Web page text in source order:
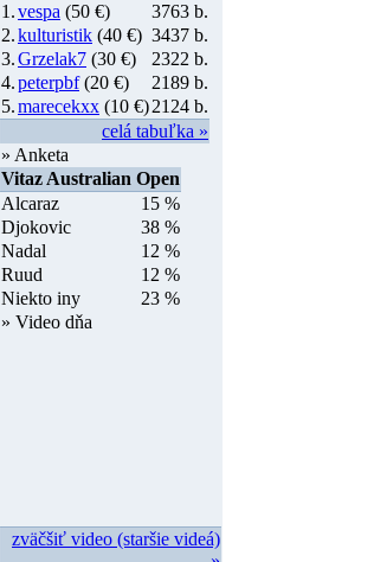
1.vespa (50 €)
3763 b.
2.kulturistik (40 €) 3437 b.
3.Grzelak7 (30 €)
2322 b.
4.peterpbf(20 €)
2189 b.
5.marecekxx (10 €)2124 b.
celá tabuľka »
» Anketa
Vitaz Australian Open
Alcaraz
15 %
Djokovic
38 %
Nadal
12 %
Ruud
12 %
Niekto iny
23 %
» Video dňa
zväčšiť video (staršie videá)